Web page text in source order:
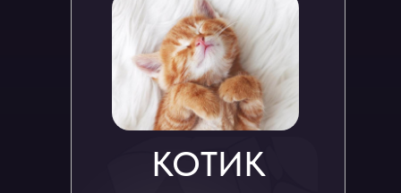
КОТИК